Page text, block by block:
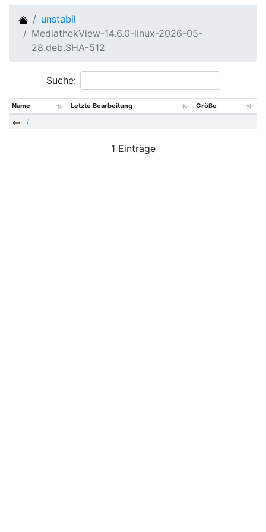
unstabil
MediathekView-14.6.0-linux-2026-05-
28.deb.SHA-512
Suche:
Name Letzte Bearbeitung
Größe
../
-
1 Einträge